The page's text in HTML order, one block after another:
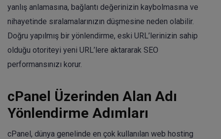
yanlış anlamasına, bağlantı değerinizin kaybolmasına ve
nihayetinde sıralamalarınızın düşmesine neden olabilir.
Doğru yapılmış bir yönlendirme, eski URL’lerinizin sahip
olduğu otoriteyi yeni URL’lere aktararak SEO
performansınızı korur.
cPanel Üzerinden Alan Adı
Yönlendirme Adımları
cPanel, dünya genelinde en çok kullanılan web hosting